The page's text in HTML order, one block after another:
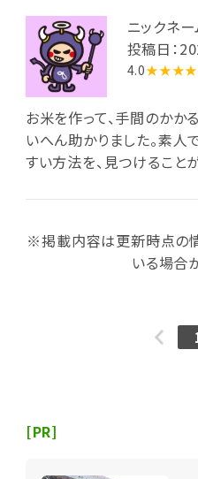
ニックネー
投稿日：
4.0★★★★
お米を作って、手間のかか
いへん助かりました。素人
すい方法を、見つけること
※掲載内容は更新時点の
いる場合
[PR]